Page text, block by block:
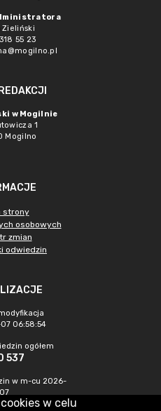
Zieliński
55 23
w Mogilnie
1
Mogilno
strony
osobowych
zmian
odwiedzin
06:58:54
ogółem
537
w m-cu 2026-
07
w celu